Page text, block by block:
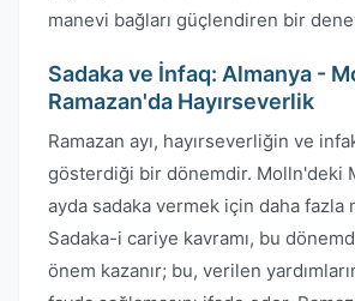
manevi bağları güçlendiren bir
Sadaka ve İnfaq: Almanya -
Ramazan'da Hayırseverlik
Ramazan ayı, hayırseverliğin ve
gösterdiği bir dönemdir. Molln'deki
ayda sadaka vermek için daha fazla
Sadaka-i cariye kavramı, bu
önem kazanır; bu, verilen